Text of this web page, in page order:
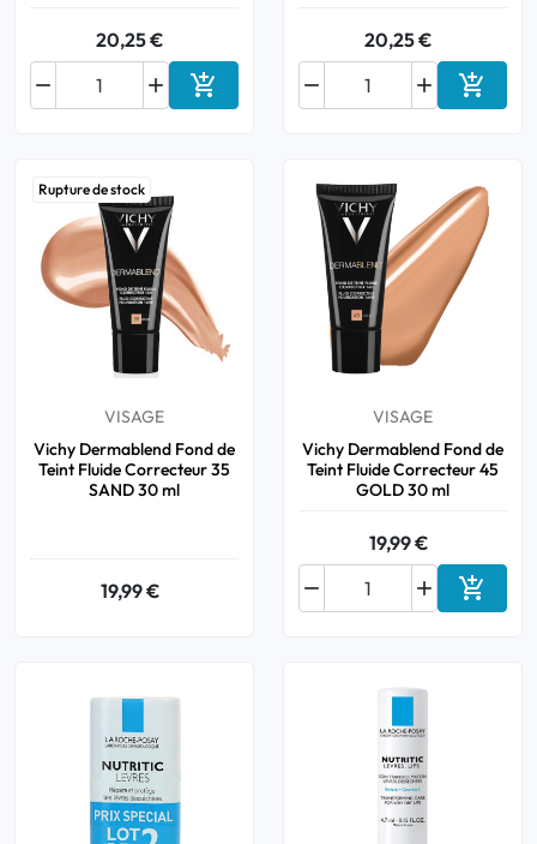
20,25 €

 Ajouter au panier
20,25 €

 
Rupture de stock
VISAGE
Vichy Dermablend Fond de
Teint Fluide Correcteur 35
SAND 30 ml
19,99 €
VISAGE
Vichy Dermablend Fond de
Teint Fluide Correcteur 45
GOLD 30 ml
19,99 €

 